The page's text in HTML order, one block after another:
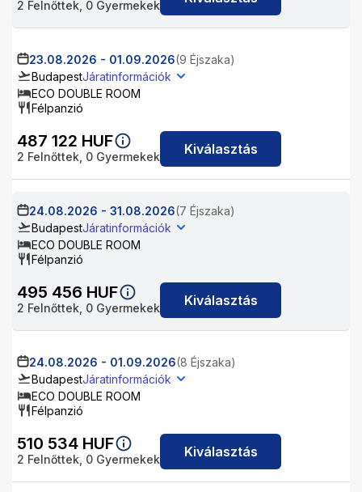
2 Felnőttek, 0 Gyermekek
23.08.2026 - 01.09.2026(9 Éjszaka)
BudapestJáratinformációk
ECO DOUBLE ROOM
Félpanzió
487 122 HUF
2 Felnőttek, 0 Gyermekek Kiválasztás
24.08.2026 - 31.08.2026(7 Éjszaka)
BudapestJáratinformációk
ECO DOUBLE ROOM
Félpanzió
495 456 HUF
2 Felnőttek, 0 Gyermekek Kiválasztás
24.08.2026 - 01.09.2026(8 Éjszaka)
BudapestJáratinformációk
ECO DOUBLE ROOM
Félpanzió
510 534 HUF
2 Felnőttek, 0 Gyermekek Kiválasztás